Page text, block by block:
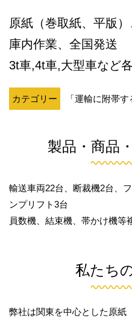
原紙（巻取紙、平版
庫内作業、全国発送
3t車,4t車,大型車など
カテゴリー 「運輸に附帯す
製品・商品
輸送車両22台、断裁機2台、
ンプリフト3台
員数機、結束機、帯かけ機等
私たち
弊社は関東を中心とした原紙